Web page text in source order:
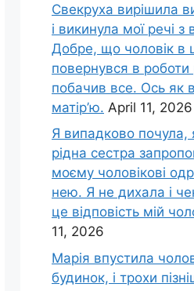
Свекруха вирішила
і викинула мої речі з
Добре, що чоловік в
повернувся в роботи
побачив все. Ось як
матір’ю. April 11, 2026
Я випадково почула,
рідна сестра
моєму чоловікові
нею. Я не дихала і
це відповість мій
11, 2026
Марія впустила
будинок, і трохи